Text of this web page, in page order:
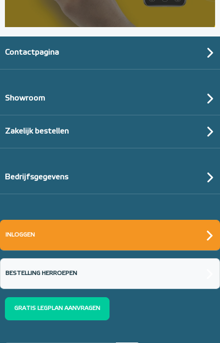
Contactpagina
Showroom
Zakelijk bestellen
Bedrijfsgegevens
INLOGGEN
BESTELLING HERROEPEN
GRATIS LEGPLAN AANVRAGEN